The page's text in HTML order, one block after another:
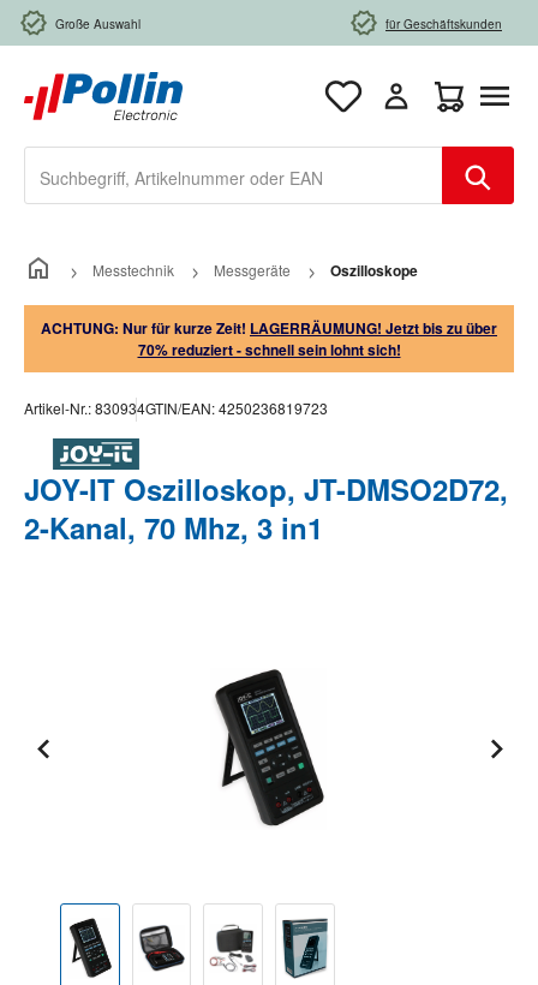
Zum Hauptinhalt springen
Große Auswahl für Geschäftskunden
Messtechnik Messgeräte Oszilloskope
ACHTUNG: Nur für kurze Zeit! LAGERRÄUMUNG! Jetzt bis zu über
70% reduziert - schnell sein lohnt sich!
Artikel-Nr.:830934GTIN/EAN:4250236819723
JOY-IT Oszilloskop, JT-DMSO2D72,
2-Kanal, 70 Mhz, 3 in1